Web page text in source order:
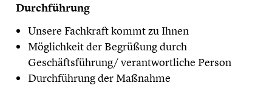
​Durchführung
Unsere Fachkraft kommt zu Ihnen
Möglichkeit der Begrüßung durch
Geschäftsführung/ verantwortliche Person
Durchführung der Maßnahme